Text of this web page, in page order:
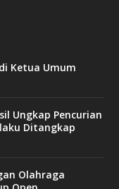
Ketua Umum
Ungkap Pencurian
Ditangkap
Olahraga